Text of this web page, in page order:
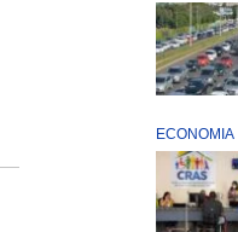
ECONOMIA